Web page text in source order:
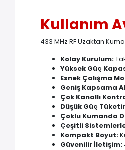
Kullanım
433 MHz RF Uzaktan
Kolay Kurulum:
Yüksek Güç
Esnek Çalışma
Geniş Kapsama
Çok Kanallı
Düşük Güç
Çoklu Kumanda
Çeşitli
Kompakt Boyut:
Güvenilir İletişim: